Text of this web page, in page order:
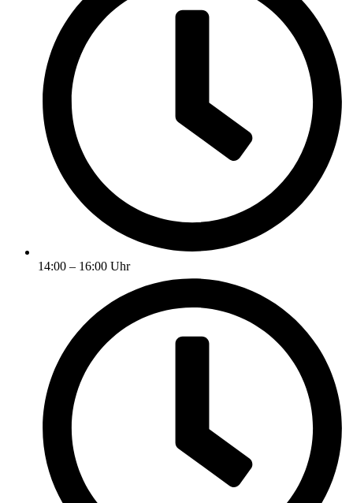
14:00 – 16:00 Uhr